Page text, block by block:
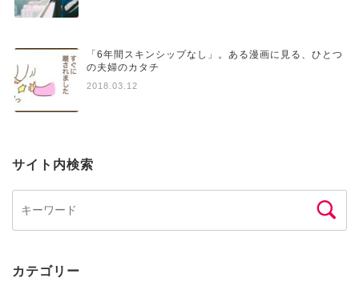
「6年間スキンシップなし」。ある漫画に見る、ひとつ
の夫婦のカタチ
2018.03.12
サイト内検索
カテゴリー